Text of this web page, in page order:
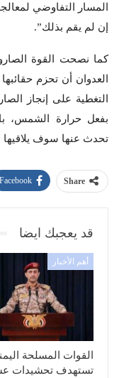
المسار التفاوضي
إن لم يقم بذلك”.
كما نصحت القوة
العدوان أن تحزم
التغطية على إنجاز
بفعل حرارة الشمس،
تحدث عنها سوف يلاقيها
Share
Facebook
قد يعجبك ايضا
أهم الأخبار
القوات المسلحة
تستهدف تحشيدات